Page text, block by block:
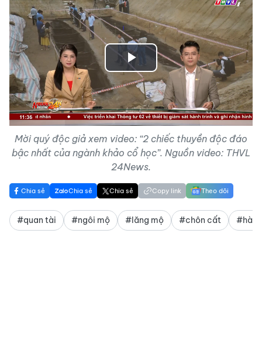
Play
Video
Mời quý độc giả xem video: “2 chiếc thuyền độc đáo
bậc nhất của ngành khảo cổ học”. Nguồn video: THVL
24News.
Chia sẻ Chia sẻ Chia sẻ Copy link Theo dõi
#quan tài #ngôi mộ #lăng mộ #chôn cất #hài